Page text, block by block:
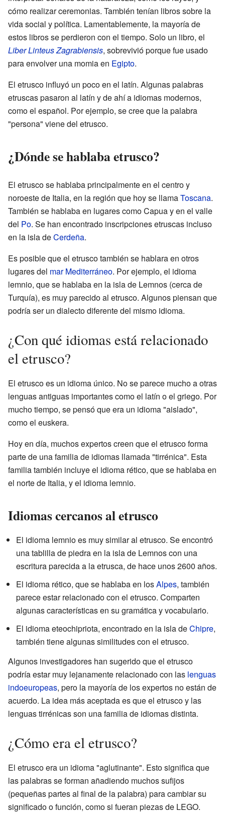
cómo realizar ceremonias. También tenían libros sobre la
vida social y política. Lamentablemente, la mayoría de
estos libros se perdieron con el tiempo. Solo un libro, el
Liber Linteus Zagrabiensis, sobrevivió porque fue usado
para envolver una momia en Egipto.
El etrusco influyó un poco en el latín. Algunas palabras
etruscas pasaron al latín y de ahí a idiomas modernos,
como el español. Por ejemplo, se cree que la palabra
"persona" viene del etrusco.
¿Dónde se hablaba etrusco?
El etrusco se hablaba principalmente en el centro y
noroeste de Italia, en la región que hoy se llamaToscana.
También se hablaba en lugares como Capua y en el valle
del Po. Se han encontrado inscripciones etruscas incluso
en la isla deCerdeña.
Es posible que el etrusco también se hablara en otros
lugares del mar Mediterráneo. Por ejemplo, el idioma
lemnio, que se hablaba en la isla de Lemnos (cerca de
Turquía), es muy parecido al etrusco. Algunos piensan que
podría ser un dialecto diferente del mismo idioma.
¿Con qué idiomas está relacionado
el etrusco?
El etrusco es un idioma único. No se parece mucho a otras
lenguas antiguas importantes como el latín o el griego. Por
mucho tiempo, se pensó que era un idioma "aislado",
como el euskera.
Hoy en día, muchos expertos creen que el etrusco forma
parte de una familia de idiomas llamada "tirrénica". Esta
familia también incluye el idioma rético, que se hablaba en
el norte de Italia, y el idioma lemnio.
Idiomas cercanos al etrusco
El idioma lemnio es muy similar al etrusco. Se encontró
una tablilla de piedra en la isla de Lemnos con una
escritura parecida a la etrusca, de hace unos 2600 años.
El idioma rético, que se hablaba en losAlpes, también
parece estar relacionado con el etrusco. Comparten
algunas características en su gramática y vocabulario.
El idioma eteochipriota, encontrado en la isla deChipre,
también tiene algunas similitudes con el etrusco.
Algunos investigadores han sugerido que el etrusco
podría estar muy lejanamente relacionado con las lenguas
indoeuropeas, pero la mayoría de los expertos no están de
acuerdo. La idea más aceptada es que el etrusco y las
lenguas tirrénicas son una familia de idiomas distinta.
¿Cómo era el etrusco?
El etrusco era un idioma "aglutinante". Esto significa que
las palabras se forman añadiendo muchos sufijos
(pequeñas partes al final de la palabra) para cambiar su
significado o función, como si fueran piezas de LEGO.